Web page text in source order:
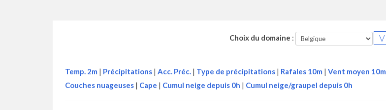
Choix du domaine :
Temp. 2m | Précipitations | Acc. Préc. | Type de précipitations | Rafales 10m | Vent moyen 10m
Couches nuageuses | Cape | Cumul neige depuis 0h | Cumul neige/graupel depuis 0h